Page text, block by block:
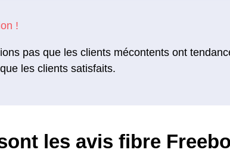
pas que les clients mécontents ont
les clients satisfaits.
les avis fibre